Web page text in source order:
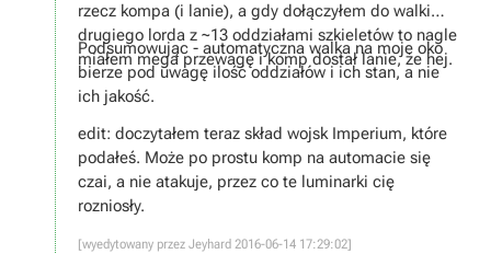
rzecz kompa (i lanie), a gdy dołączyłem do walki
drugiego lorda z ~13 oddziałami szkieletów to nagle
miałem mega przewagę i komp dostał lanie, że hej.
Podsumowując - automatyczna walka na moje oko
bierze pod uwagę ilość oddziałów i ich stan, a nie
ich jakość.
edit: doczytałem teraz skład wojsk Imperium, które
podałeś. Może po prostu komp na automacie się
czai, a nie atakuje, przez co te luminarki cię
rozniosły.
[wyedytowany przez Jeyhard 2016-06-14 17:29:02]